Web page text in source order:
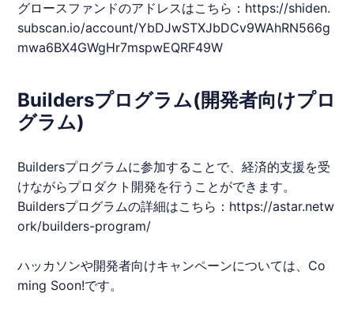
グロースファンドのアドレスはこちら： https://shiden.
subscan.io/account/YbDJwSTXJbDCv9WAhRN566g
mwa6BX4GWgHr7mspwEQRF49W
Buildersプログラム(開発者向けプロ
グラム)
Buildersプログラムに参加することで、経済的支援を受
けながらプロダクト開発を行うことができます。
Buildersプログラムの詳細はこちら： https://astar.netw
ork/builders-program/
ハッカソンや開発者向けキャンペーンについては、Co
ming Soon!です。